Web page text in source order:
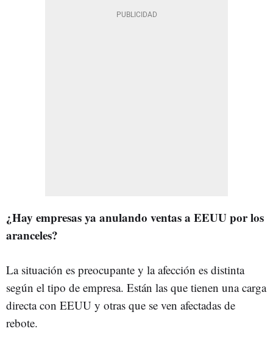
¿Hay empresas ya anulando ventas a EEUU por los
aranceles?
La situación es preocupante y la afección es distinta
según el tipo de empresa. Están las que tienen una carga
directa con EEUU y otras que se ven afectadas de
rebote.